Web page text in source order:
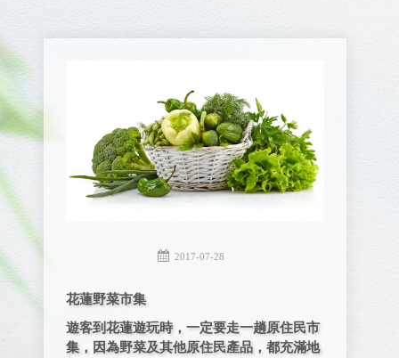
2017-07-28
花蓮野菜市集
遊客到花蓮遊玩時，一定要走一趟原住民市
集，因為野菜及其他原住民產品，都充滿地